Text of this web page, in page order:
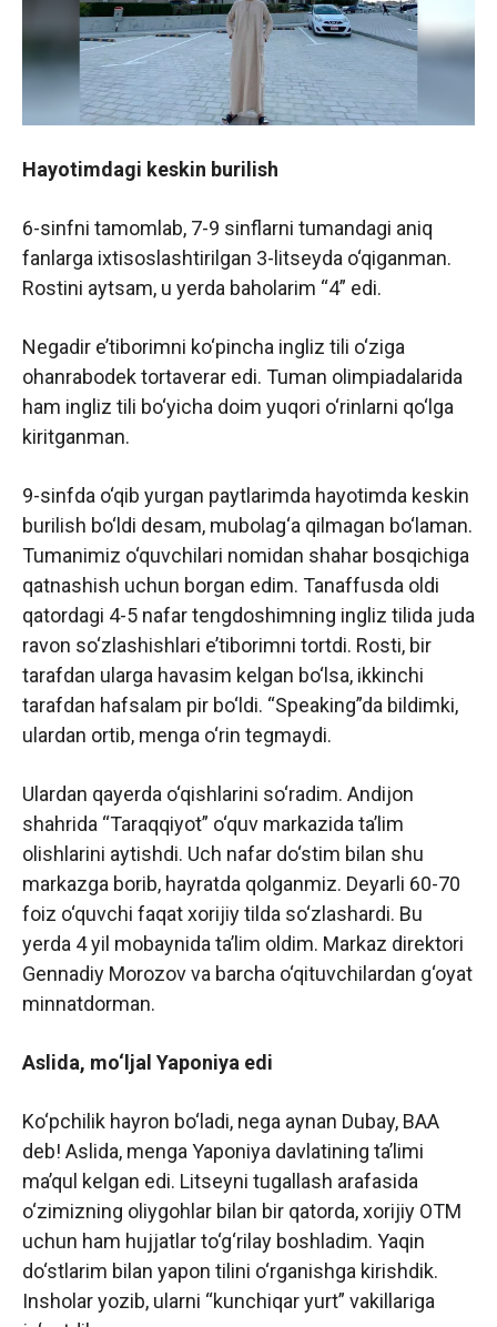
Hayotimdagi keskin burilish
6-sinfni tamomlab, 7-9 sinflarni tumandagi aniq
fanlarga ixtisoslashtirilgan 3-litseyda o‘qiganman.
Rostini aytsam, u yerda baholarim “4” edi.
Negadir e’tiborimni ko‘pincha ingliz tili o‘ziga
ohanrabodek tortaverar edi. Tuman olimpiadalarida
ham ingliz tili bo‘yicha doim yuqori o‘rinlarni qo‘lga
kiritganman.
9-sinfda o‘qib yurgan paytlarimda hayotimda keskin
burilish bo‘ldi desam, mubolag‘a qilmagan bo‘laman.
Tumanimiz o‘quvchilari nomidan shahar bosqichiga
qatnashish uchun borgan edim. Tanaffusda oldi
qatordagi 4-5 nafar tengdoshimning ingliz tilida juda
ravon so‘zlashishlari e’tiborimni tortdi. Rosti, bir
tarafdan ularga havasim kelgan bo‘lsa, ikkinchi
tarafdan hafsalam pir bo‘ldi. “Speaking”da bildimki,
ulardan ortib, menga o‘rin tegmaydi.
Ulardan qayerda o‘qishlarini so‘radim. Andijon
shahrida “Taraqqiyot” o‘quv markazida ta’lim
olishlarini aytishdi. Uch nafar do‘stim bilan shu
markazga borib, hayratda qolganmiz. Deyarli 60-70
foiz o‘quvchi faqat xorijiy tilda so‘zlashardi. Bu
yerda 4 yil mobaynida ta’lim oldim. Markaz direktori
Gennadiy Morozov va barcha o‘qituvchilardan g‘oyat
minnatdorman.
Aslida, mo‘ljal Yaponiya edi
Ko‘pchilik hayron bo‘ladi, nega aynan Dubay, BAA
deb! Aslida, menga Yaponiya davlatining ta’limi
ma’qul kelgan edi. Litseyni tugallash arafasida
o‘zimizning oliygohlar bilan bir qatorda, xorijiy OTM
uchun ham hujjatlar to‘g‘rilay boshladim. Yaqin
do‘stlarim bilan yapon tilini o‘rganishga kirishdik.
Insholar yozib, ularni “kunchiqar yurt” vakillariga